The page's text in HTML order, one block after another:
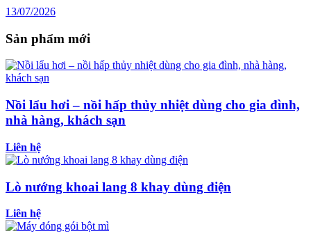
13/07/2026
Sản phẩm mới
Nồi lẩu hơi – nồi hấp thủy nhiệt dùng cho gia đình,
nhà hàng, khách sạn
Liên hệ
Lò nướng khoai lang 8 khay dùng điện
Liên hệ